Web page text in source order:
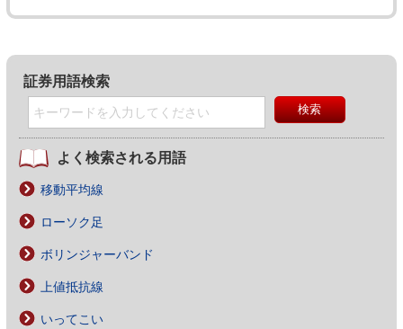
証券用語検索
よく検索される用語
移動平均線
ローソク足
ボリンジャーバンド
上値抵抗線
いってこい